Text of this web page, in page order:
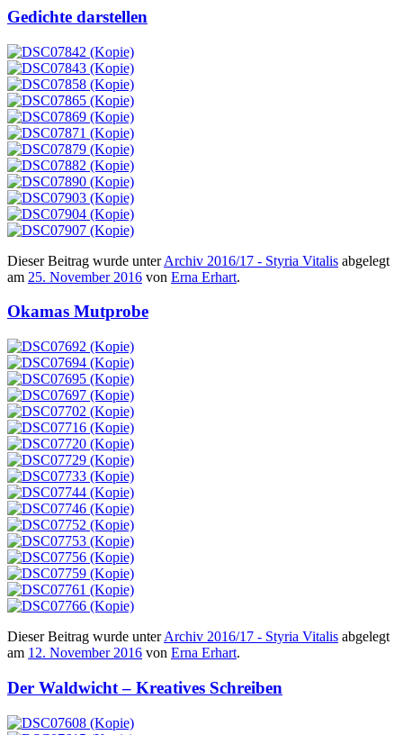
Gedichte darstellen
Dieser Beitrag wurde unterArchiv 2016/17 - Styria Vitalis abgelegt
am 25. November 2016 von Erna Erhart.
Okamas Mutprobe
Dieser Beitrag wurde unterArchiv 2016/17 - Styria Vitalis abgelegt
am 12. November 2016 von Erna Erhart.
Der Waldwicht – Kreatives Schreiben